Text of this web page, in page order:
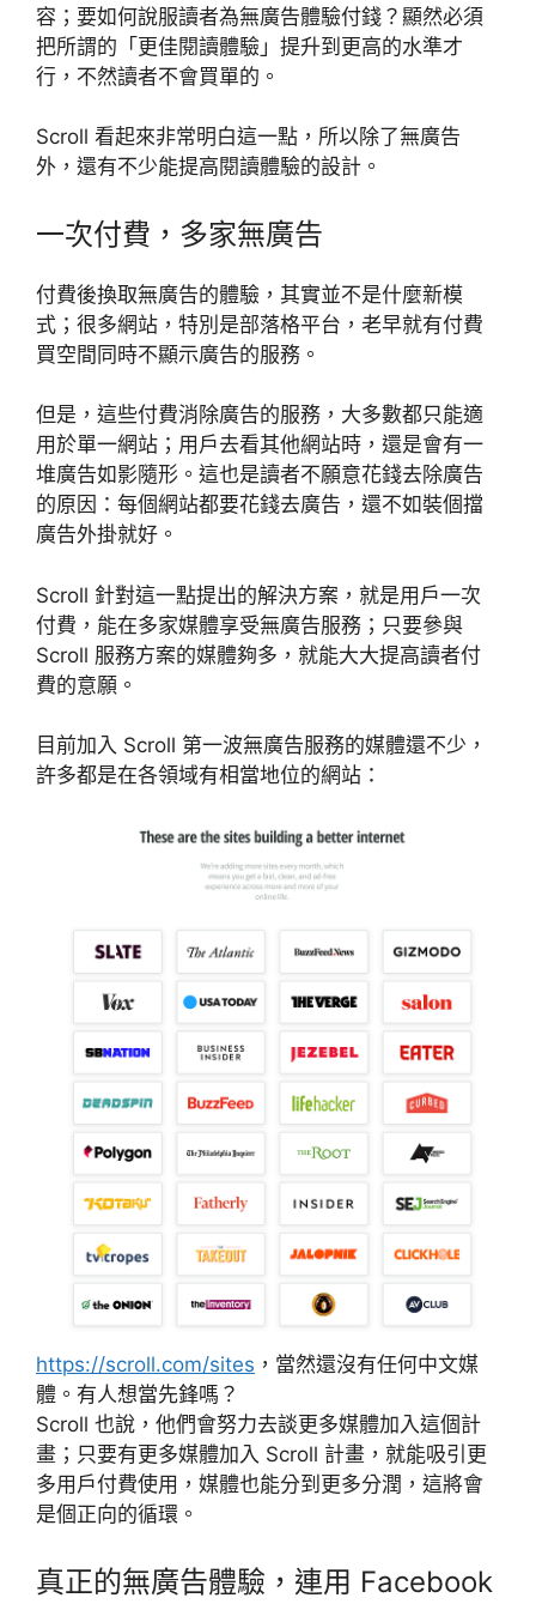
容；要如何說服讀者為無廣告體驗付錢？顯然必須
把所謂的「更佳閱讀體驗」提升到更高的水準才
行，不然讀者不會買單的。
Scroll 看起來非常明白這一點，所以除了無廣告
外，還有不少能提高閱讀體驗的設計。
一次付費，多家無廣告
付費後換取無廣告的體驗，其實並不是什麼新模
式；很多網站，特別是部落格平台，老早就有付費
買空間同時不顯示廣告的服務。
但是，這些付費消除廣告的服務，大多數都只能適
用於單一網站；用戶去看其他網站時，還是會有一
堆廣告如影隨形。這也是讀者不願意花錢去除廣告
的原因：每個網站都要花錢去廣告，還不如裝個擋
廣告外掛就好。
Scroll 針對這一點提出的解決方案，就是用戶一次
付費，能在多家媒體享受無廣告服務；只要參與
Scroll 服務方案的媒體夠多，就能大大提高讀者付
費的意願。
目前加入 Scroll 第一波無廣告服務的媒體還不少，
許多都是在各領域有相當地位的網站：
https://scroll.com/sites ，當然還沒有任何中文媒
體。有人想當先鋒嗎？
Scroll 也說，他們會努力去談更多媒體加入這個計
畫；只要有更多媒體加入 Scroll 計畫，就能吸引更
多用戶付費使用，媒體也能分到更多分潤，這將會
是個正向的循環。
真正的無廣告體驗，連用 Facebook